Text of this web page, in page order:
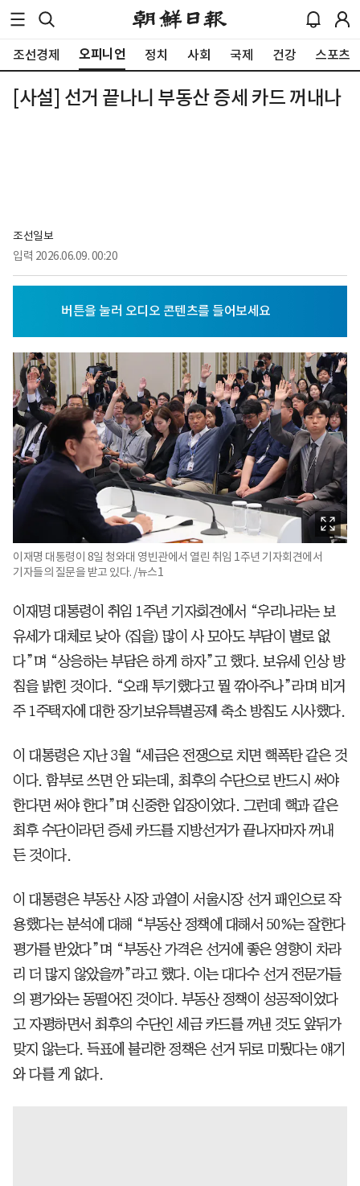
조선경제 오피니언 정치 사회 국제 건강 스포츠
[사설] 선거 끝나니 부동산 증세 카드 꺼내나
조선일보
입력 2026.06.09. 00:20
이재명 대통령이 8일 청와대 영빈관에서 열린 취임 1주년 기자회견에서
기자들의 질문을 받고 있다. /뉴스1
이재명 대통령이 취임 1주년 기자회견에서 “우리나라는 보
유세가 대체로 낮아 (집을) 많이 사 모아도 부담이 별로 없
다”며 “상응하는 부담은 하게 하자”고 했다. 보유세 인상 방
침을 밝힌 것이다. “오래 투기했다고 뭘 깎아주나”라며 비거
주 1주택자에 대한 장기보유특별공제 축소 방침도 시사했다.
이 대통령은 지난 3월 “세금은 전쟁으로 치면 핵폭탄 같은 것
이다. 함부로 쓰면 안 되는데, 최후의 수단으로 반드시 써야
한다면 써야 한다”며 신중한 입장이었다. 그런데 핵과 같은
최후 수단이라던 증세 카드를 지방선거가 끝나자마자 꺼내
든 것이다.
이 대통령은 부동산 시장 과열이 서울시장 선거 패인으로 작
용했다는 분석에 대해 “부동산 정책에 대해서 50%는 잘한다
평가를 받았다”며 “부동산 가격은 선거에 좋은 영향이 차라
리 더 많지 않았을까”라고 했다. 이는 대다수 선거 전문가들
의 평가와는 동떨어진 것이다. 부동산 정책이 성공적이었다
고 자평하면서 최후의 수단인 세금 카드를 꺼낸 것도 앞뒤가
맞지 않는다. 득표에 불리한 정책은 선거 뒤로 미뤘다는 얘기
와 다를 게 없다.